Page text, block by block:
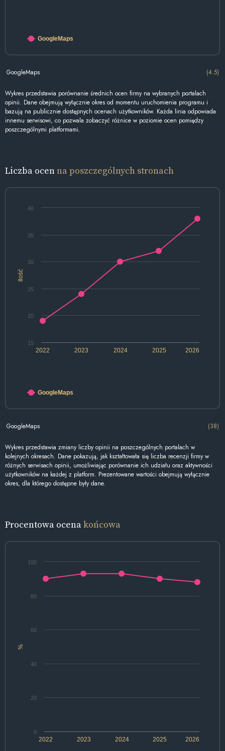
GoogleMaps
GoogleMaps (4.5)
Wykres przedstawia porównanie średnich ocen firmy na wybranych portalach
opinii. Dane obejmują wyłącznie okres od momentu uruchomienia programu i
bazują na publicznie dostępnych ocenach użytkowników. Każda linia odpowiada
innemu serwisowi, co pozwala zobaczyć różnice w poziomie ocen pomiędzy
poszczególnymi platformami.
Liczba ocenna poszczególnych stronach
Ilość
2022 2024 2026
2023 2025
15
20
25
30
35
40
GoogleMaps
GoogleMaps (38)
Wykres przedstawia zmiany liczby opinii na poszczególnych portalach w
kolejnych okresach. Dane pokazują, jak kształtowała się liczba recenzji firmy w
różnych serwisach opinii, umożliwiając porównanie ich udziału oraz aktywności
użytkowników na każdej z platform. Prezentowane wartości obejmują wyłącznie
okres, dla którego dostępne były dane.
Procentowa ocenakońcowa
%
2022 2024 2026
2023 2025
0
20
40
60
80
100